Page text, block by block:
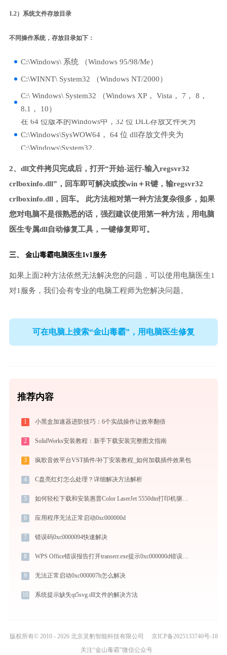
1.2）系统文件存放目录
不同操作系统，存放目录如下：
C:\Windows\ 系统 （Windows 95/98/Me）
C:\WINNT\ System32 （Windows NT/2000）
C:\ Windows\ System32 （Windows XP， Vista， 7， 8，
8.1， 10）
在 64 位版本的Windows中，32 位 DLL存放文件夹为
C:\Windows\SysWOW64， 64 位 dll存放文件夹为
C:\Windows\System32。
2、dll文件拷贝完成后，打开“开始-运行-输入regsvr32
crlboxinfo.dll”，回车即可解决或按win＋R键，输regsvr32
crlboxinfo.dll，回车。 此方法相对第一种方法复杂很多，如果
您对电脑不是很熟悉的话，强烈建议使用第一种方法，用电脑
医生专属dll自动修复工具，一键修复即可。
三、 金山毒霸电脑医生1v1服务
如果上面2种方法依然无法解决您的问题，可以使用电脑医生1
对1服务，我们会有专业的电脑工程师为您解决问题。
可在电脑上搜索“金山毒霸”，用电脑医生修复
推荐内容
1 小黑盒加速器进阶技巧：6个实战操作让效率翻倍
2 SolidWorks安装教程：新手下载安装完整图文指南
3 疯歌音效平台VST插件/补丁安装教程_如何加载插件效果包
4 C盘亮红灯怎么处理？详细解决方法解析
5 如何轻松下载和安装惠普Color LaserJet 5550dtn打印机驱动？跟着这篇指南走
6 应用程序无法正常启动0xc000000d
7 错误码0xc0000094快速解决
8 WPS Office错误报告打开transerr.exe提示0xc000000d错误码怎么办
9 无法正常启动0xc000007b怎么解决
10 系统提示缺失qt5svg.dll文件的解决方法
版权所有© 2010 - 2026 北京灵豹智能科技有限公司
京ICP备2025133740号-18
关注“金山毒霸”微信公众号